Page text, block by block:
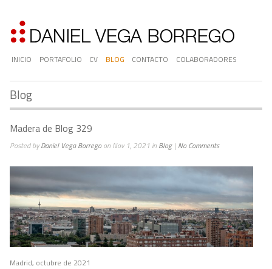
INICIO PORTAFOLIO CV BLOG CONTACTO COLABORADORES
Blog
Madera de Blog 329
Posted byDaniel Vega Borrego on Nov 1, 2021 in Blog| No Comments
Madrid, octubre de 2021